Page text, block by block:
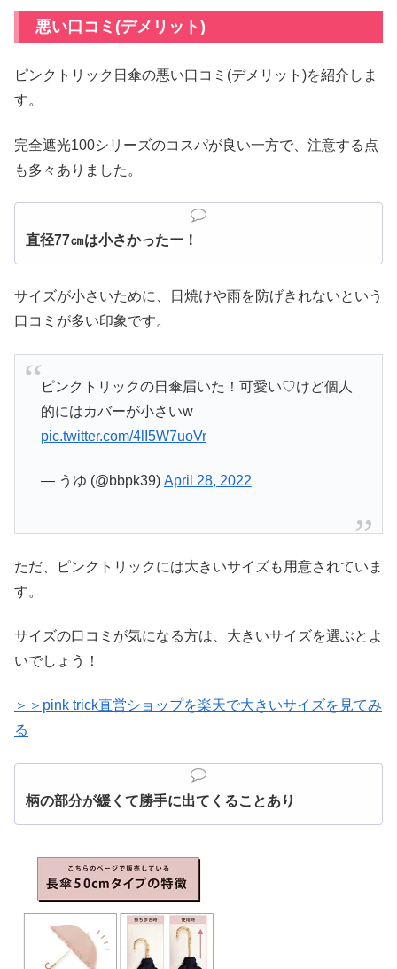
悪い口コミ(デメリット)
ピンクトリック日傘の悪い口コミ(デメリット)を紹介しま
す。
完全遮光100シリーズのコスパが良い一方で、注意する点
も多々ありました。
直径77㎝は小さかったー！
サイズが小さいために、日焼けや雨を防げきれないという
口コミが多い印象です。
ピンクトリックの日傘届いた！可愛い♡けど個人
的にはカバーが小さいw
pic.twitter.com/4lI5W7uoVr
— うゆ (@bbpk39) April 28, 2022
ただ、ピンクトリックには大きいサイズも用意されていま
す。
サイズの口コミが気になる方は、大きいサイズを選ぶとよ
いでしょう！
＞＞pink trick直営ショップを楽天で大きいサイズを見てみ
る
柄の部分が緩くて勝手に出てくることあり